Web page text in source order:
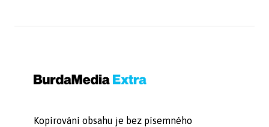
Kopírování obsahu je bez písemného